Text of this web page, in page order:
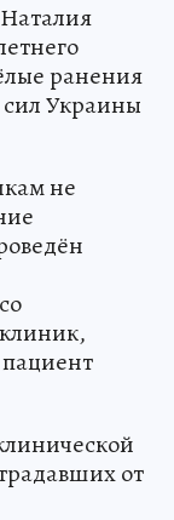
ранения
сил Украины
не
от